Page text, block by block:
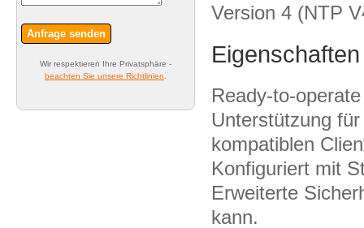
Version 4 (NTP
Eigenschaften
Ready-to-
Unterstützung
kompatiblen
Konfiguriert mit
Erweiterte
kann.
Anfrage senden
Wir respektieren Ihre Privatsphäre -
beachten Sie unsere Richtlinien.